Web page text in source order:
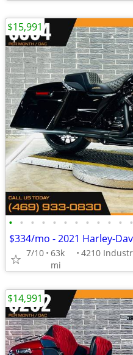
• • • • • • • • • • • •
7/10 63k
mi
$15,991
$14,991